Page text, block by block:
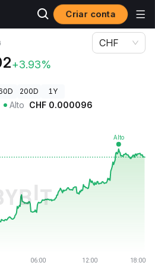
Criar conta
Preço de Voidify ∅
+3.93%
CHF
200D 1Y
Alto CHF 0.000096